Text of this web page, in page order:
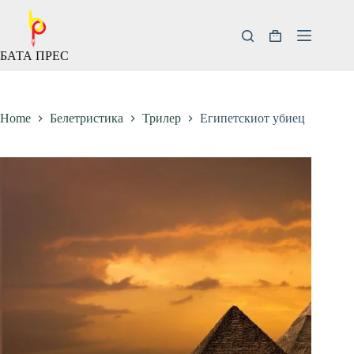
содржината
БАТА ПРЕС
Кошничка
Home Белетристика Трилер Египетскиот убиец